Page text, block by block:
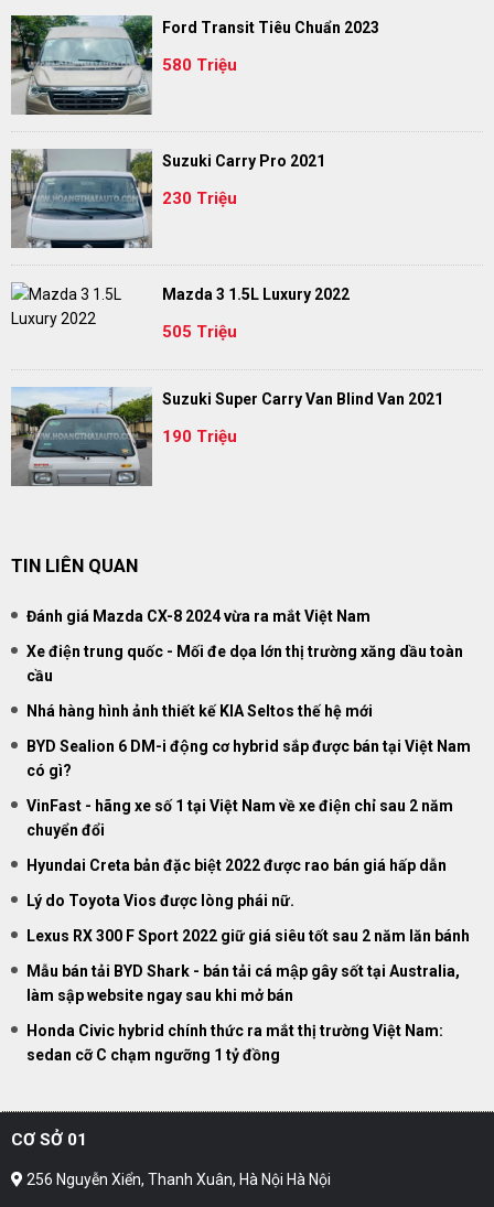
Ford Transit Tiêu Chuẩn 2023
580 Triệu
Suzuki Carry Pro 2021
230 Triệu
Mazda 3 1.5L Luxury 2022
505 Triệu
Suzuki Super Carry Van Blind Van 2021
190 Triệu
TIN LIÊN QUAN
Đánh giá Mazda CX-8 2024 vừa ra mắt Việt Nam
Xe điện trung quốc - Mối đe dọa lớn thị trường xăng dầu toàn
cầu
Nhá hàng hình ảnh thiết kế KIA Seltos thế hệ mới
BYD Sealion 6 DM-i động cơ hybrid sắp được bán tại Việt Nam
có gì?
VinFast - hãng xe số 1 tại Việt Nam về xe điện chỉ sau 2 năm
chuyển đổi
Hyundai Creta bản đặc biệt 2022 được rao bán giá hấp dẫn
Lý do Toyota Vios được lòng phái nữ.
Lexus RX 300 F Sport 2022 giữ giá siêu tốt sau 2 năm lăn bánh
Mẫu bán tải BYD Shark - bán tải cá mập gây sốt tại Australia,
làm sập website ngay sau khi mở bán
Honda Civic hybrid chính thức ra mắt thị trường Việt Nam:
sedan cỡ C chạm ngưỡng 1 tỷ đồng
CƠ SỞ 01
256 Nguyễn Xiển, Thanh Xuân, Hà Nội Hà Nội